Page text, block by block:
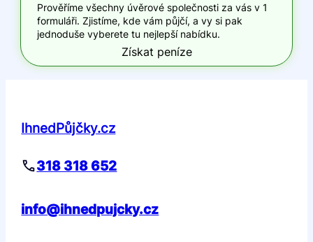
Prověříme všechny úvěrové společnosti za vás v 1
formuláři. Zjistíme, kde vám půjčí, a vy si pak
jednoduše vyberete tu nejlepší nabídku.
Získat peníze
IhnedPůjčky.cz
318 318 652
info@ihnedpujcky.cz